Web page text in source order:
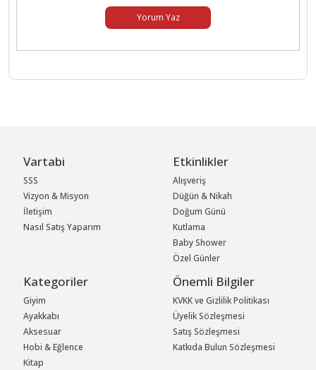
Yorum Yaz
Vartabi
SSS
Vizyon & Misyon
İletişim
Nasıl Satış Yaparım
Etkinlikler
Alışveriş
Düğün & Nikah
Doğum Günü
Kutlama
Baby Shower
Özel Günler
Kategoriler
Giyim
Ayakkabı
Aksesuar
Hobi & Eğlence
Kitap
Önemli Bilgiler
KVKK ve Gizlilik Politikası
Üyelik Sözleşmesi
Satış Sözleşmesi
Katkıda Bulun Sözleşmesi